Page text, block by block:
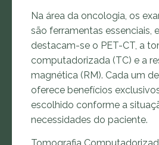
Na área da oncologia, os
são ferramentas essenciais,
destacam-se o PET-CT, a
computadorizada (TC) e a
magnética (RM). Cada um
oferece benefícios
escolhido conforme a
necessidades do paciente.